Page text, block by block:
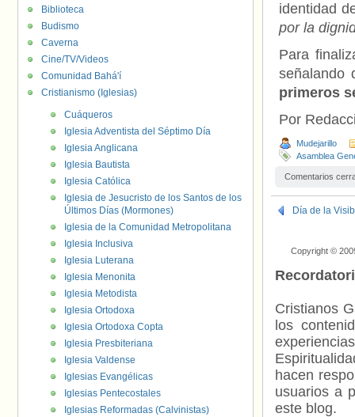
identidad
por la
Para
señalando
primeros
Por
Mudejarillo
Asamblea
Comentarios
Día de la
Copyright ©
Cristianos
los
hacen
usuarios a
este blog.
Biblioteca
Budismo
Caverna
Cine/TV/Videos
Comunidad Bahá'í
Cristianismo (Iglesias)
Cuáqueros
Iglesia Adventista del Séptimo Día
Iglesia Anglicana
Iglesia Bautista
Iglesia Católica
Iglesia de Jesucristo de los Santos de los
Últimos Días (Mormones)
Iglesia de la Comunidad Metropolitana
Iglesia Inclusiva
Iglesia Luterana
Iglesia Menonita
Iglesia Metodista
Iglesia Ortodoxa
Iglesia Ortodoxa Copta
Iglesia Presbiteriana
Iglesia Valdense
Iglesias Evangélicas
Iglesias Pentecostales
Iglesias Reformadas (Calvinistas)